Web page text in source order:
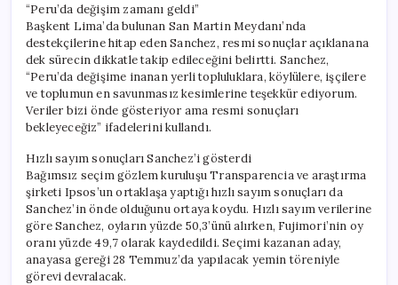
“Peru’da değişim zamanı geldi”
Başkent Lima’da bulunan San Martin Meydanı’nda
destekçilerine hitap eden Sanchez, resmi sonuçlar açıklanana
dek sürecin dikkatle takip edileceğini belirtti. Sanchez,
“Peru’da değişime inanan yerli topluluklara, köylülere, işçilere
ve toplumun en savunmasız kesimlerine teşekkür ediyorum.
Veriler bizi önde gösteriyor ama resmi sonuçları
bekleyeceğiz” ifadelerini kullandı.
Hızlı sayım sonuçları Sanchez’i gösterdi
Bağımsız seçim gözlem kuruluşu Transparencia ve araştırma
şirketi Ipsos’un ortaklaşa yaptığı hızlı sayım sonuçları da
Sanchez’in önde olduğunu ortaya koydu. Hızlı sayım verilerine
göre Sanchez, oyların yüzde 50,3’ünü alırken, Fujimori’nin oy
oranı yüzde 49,7 olarak kaydedildi. Seçimi kazanan aday,
anayasa gereği 28 Temmuz’da yapılacak yemin töreniyle
görevi devralacak.